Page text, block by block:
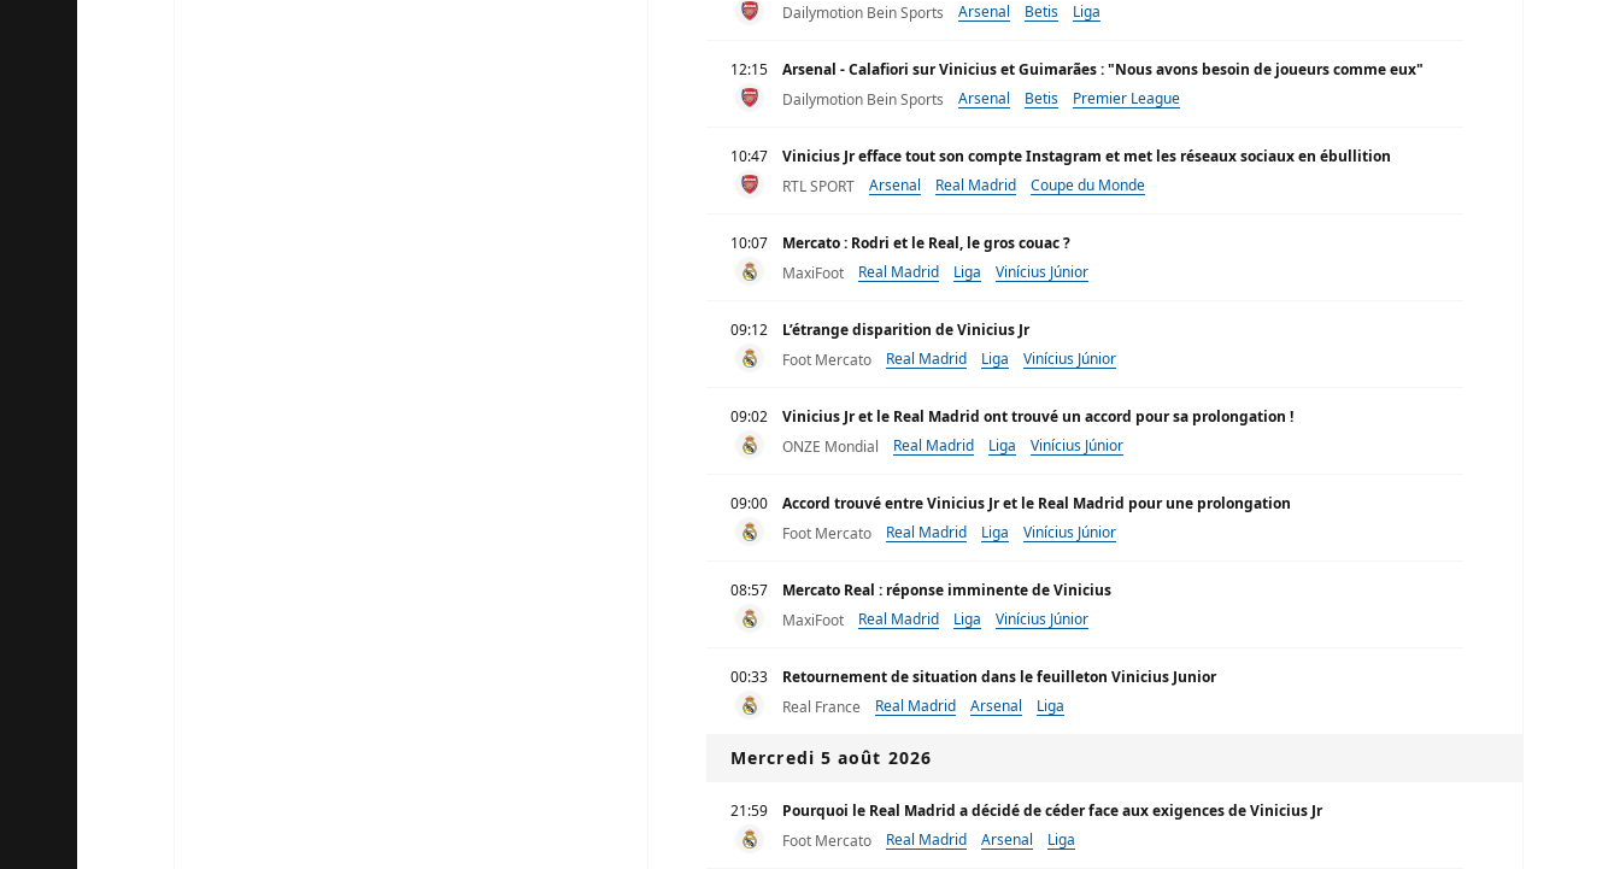
Dailymotion Bein Sports
Arsenal Betis Liga
12:15
Arsenal - Calafiori sur Vinicius et Guimarães : "Nous avons besoin de joueurs comme eux"
Dailymotion Bein Sports
Arsenal Betis Premier League
10:47
Vinicius Jr efface tout son compte Instagram et met les réseaux sociaux en ébullition
RTL SPORT
Arsenal Real Madrid Coupe du Monde
10:07
Mercato : Rodri et le Real, le gros couac ?
MaxiFoot
Real Madrid Liga Vinícius Júnior
09:12
L’étrange disparition de Vinicius Jr
Foot Mercato
Real Madrid Liga Vinícius Júnior
09:02
Vinicius Jr et le Real Madrid ont trouvé un accord pour sa prolongation !
ONZE Mondial
Real Madrid Liga Vinícius Júnior
09:00
Accord trouvé entre Vinicius Jr et le Real Madrid pour une prolongation
Foot Mercato
Real Madrid Liga Vinícius Júnior
08:57
Mercato Real : réponse imminente de Vinicius
MaxiFoot
Real Madrid Liga Vinícius Júnior
00:33
Retournement de situation dans le feuilleton Vinicius Junior
Real France
Real Madrid Arsenal Liga
Mercredi 5 août 2026
21:59
Pourquoi le Real Madrid a décidé de céder face aux exigences de Vinicius Jr
Foot Mercato
Real Madrid Arsenal Liga